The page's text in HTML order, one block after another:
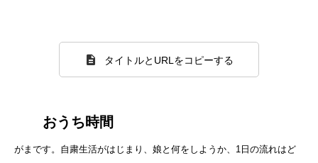
タイトルとURLをコピーする
おうち時間
がまです。自粛生活がはじまり、娘と何をしようか、1日の流れはど